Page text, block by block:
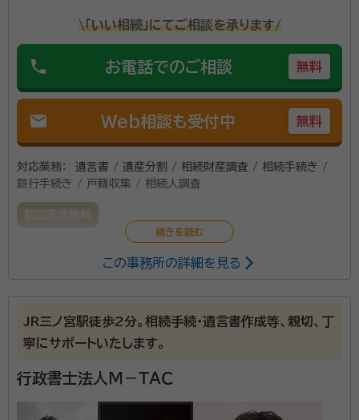
\「いい相続」にてご相談を承ります/
phone お電話でのご相談 無料
mail Web相談も受付中 無料
対応業務：
遺言書 / 遺産分割 / 相続財産調査 / 相続手続き /
銀行手続き / 戸籍収集 / 相続人調査
初回面談無料
この事務所の詳細を見る
JR三ノ宮駅徒歩2分。相続手続・遺言書作成等、親切、丁
寧にサポートいたします。
行政書士法人Ｍ－ＴＡＣ